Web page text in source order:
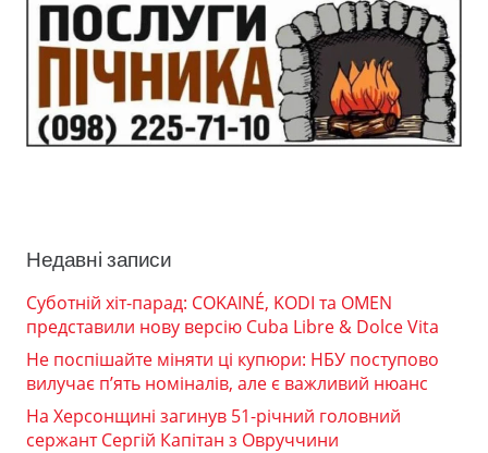
Недавні записи
Суботній хіт-парад: COKAINÉ, KODI та OMEN
представили нову версію Cuba Libre & Dolce Vita
Не поспішайте міняти ці купюри: НБУ поступово
вилучає п’ять номіналів, але є важливий нюанс
На Херсонщині загинув 51-річний головний
сержант Сергій Капітан з Овруччини